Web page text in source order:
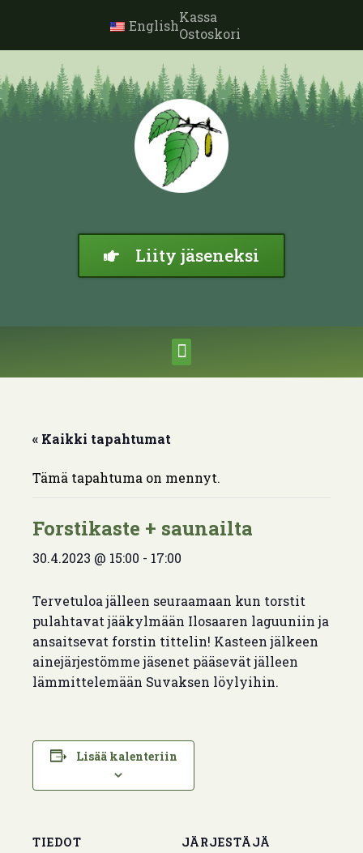
EnglishKassa
Ostoskori
Liity jäseneksi
« Kaikki tapahtumat
Tämä tapahtuma on mennyt.
Forstikaste + saunailta
30.4.2023 @ 15:00 - 17:00
Tervetuloa jälleen seuraamaan kun torstit
pulahtavat jääkylmään Ilosaaren laguuniin ja
ansaitsevat forstin tittelin! Kasteen jälkeen
ainejärjestömme jäsenet pääsevät jälleen
lämmittelemään Suvaksen löylyihin.
Lisää kalenteriin
TIEDOT
JÄRJESTÄJÄ